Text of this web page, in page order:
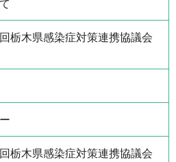
栃木県感染症対策連携協議会
栃木県感染症対策連携協議会